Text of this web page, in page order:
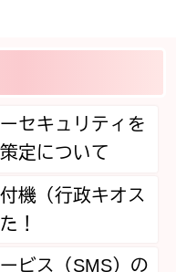
セキュリティを
定について
機（行政キオス
！
ビス（SMS）の